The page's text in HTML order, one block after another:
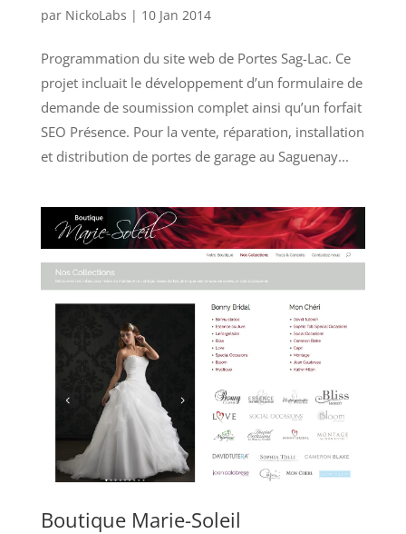
par NickoLabs | 10 Jan 2014
Programmation du site web de Portes Sag-Lac. Ce
projet incluait le développement d’un formulaire de
demande de soumission complet ainsi qu’un forfait
SEO Présence. Pour la vente, réparation, installation
et distribution de portes de garage au Saguenay...
Boutique Marie-Soleil